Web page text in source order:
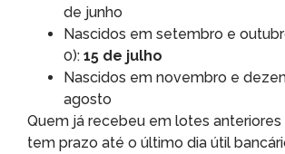
de junho
Nascidos em setembro e
0): 15 de julho
Nascidos em novembro e
agosto
Quem já recebeu em lotes anteriores
tem prazo até o último dia útil